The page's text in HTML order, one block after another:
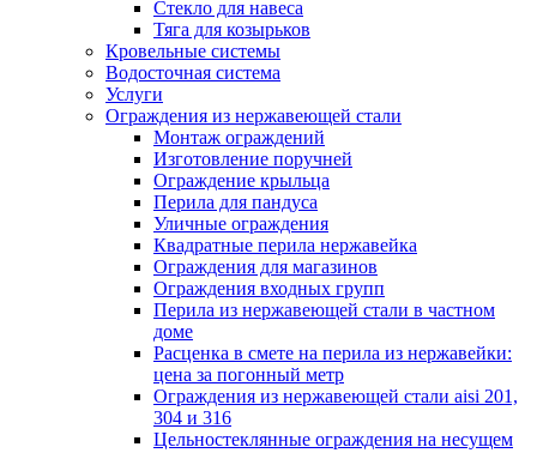
Стекло для навеса
Тяга для козырьков
Кровельные системы
Водосточная система
Услуги
Ограждения из нержавеющей стали
Монтаж ограждений
Изготовление поручней
Ограждение крыльца
Перила для пандуса
Уличные ограждения
Квадратные перила нержавейка
Ограждения для магазинов
Ограждения входных групп
Перила из нержавеющей стали в частном
доме
Расценка в смете на перила из нержавейки:
цена за погонный метр
Ограждения из нержавеющей стали aisi 201,
304 и 316
Цельностеклянные ограждения на несущем